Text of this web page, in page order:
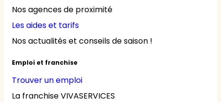
Nos agences de proximité
Les aides et tarifs
Nos actualités et conseils de saison !
Emploi et franchise
Trouver un emploi
La franchise VIVASERVICES